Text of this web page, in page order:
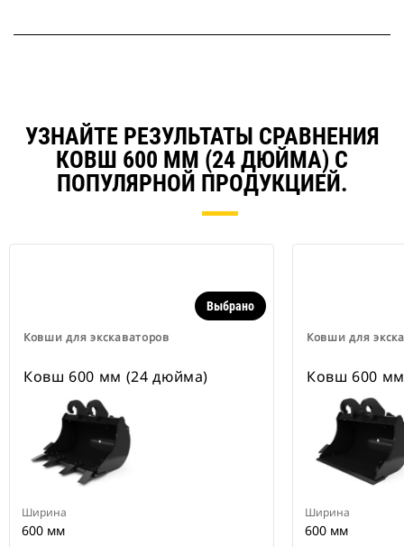
УЗНАЙТЕ РЕЗУЛЬТАТЫ СРАВНЕНИЯ
КОВШ 600 ММ (24 ДЮЙМА) С
ПОПУЛЯРНОЙ ПРОДУКЦИЕЙ.
Ковши для экскаваторов
Выбрано
Ковш 600 мм (24 дюйма)
Ширина
600 мм
Ковши для
Ковш 600
Ширина
600 мм